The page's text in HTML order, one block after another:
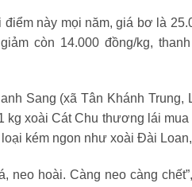
này mọi năm, giá bơ là
còn 14.000 đồng/kg,
Sang (xã Tân Khánh
kg xoài Cát Chu thương lái
kém ngon như xoài Đài
neo hoài. Càng neo càng